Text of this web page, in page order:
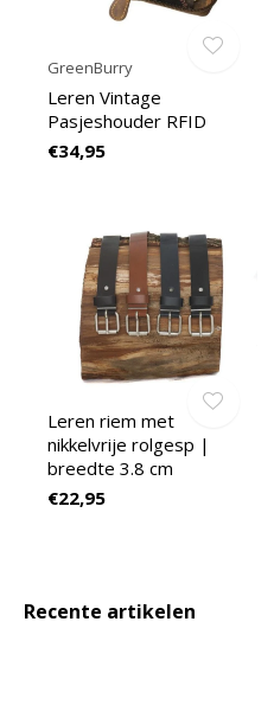
GreenBurry
Leren Vintage
Pasjeshouder RFID
€34,95
Leren riem met
nikkelvrije rolgesp |
breedte 3.8 cm
€22,95
Recente artikelen